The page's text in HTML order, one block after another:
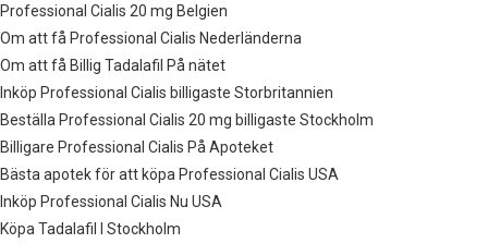
Professional Cialis 20 mg Belgien
Om att få Professional Cialis Nederländerna
Om att få Billig Tadalafil På nätet
Inköp Professional Cialis billigaste Storbritannien
Beställa Professional Cialis 20 mg billigaste Stockholm
Billigare Professional Cialis På Apoteket
Bästa apotek för att köpa Professional Cialis USA
Inköp Professional Cialis Nu USA
Köpa Tadalafil I Stockholm